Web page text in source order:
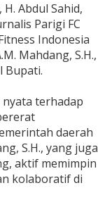
Abdul Sahid,
Parigi FC
Indonesia
Mahdang, S.H.,
Bupati.
terhadap
daerah
S.H., yang juga
aktif memimpin
kolaboratif di